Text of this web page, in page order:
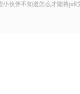
伙伴不知道怎么才能将